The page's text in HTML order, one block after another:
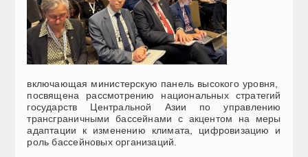
включающая министерскую панель высокого уровня,
посвящена рассмотрению национальных стратегий
государств Центральной Азии по управлению
трансграничными бассейнами с акцентом на меры
адаптации к изменению климата, цифровизацию и
роль бассейновых организаций.